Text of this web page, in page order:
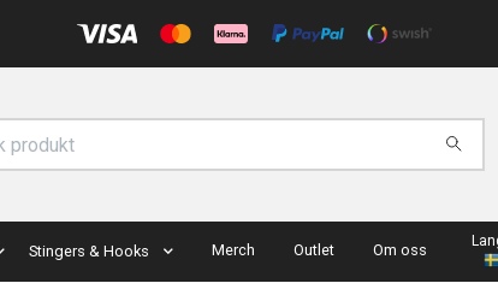
Stingers & Hooks Merch Outlet Om oss